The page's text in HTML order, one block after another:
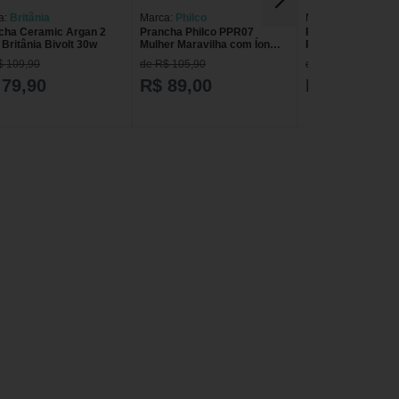
Britânia
Ceramic Argan 2
Britânia Bivolt 30w
109,90
Marca: Philco
Prancha Philco PPR07
Mulher Maravilha com Íon
Bivolt
de R$ 105,90
R$ 89,00
Marca:
Prancha Ceramic
Philco PPR08
de R$ 159,90
R$ 109,90